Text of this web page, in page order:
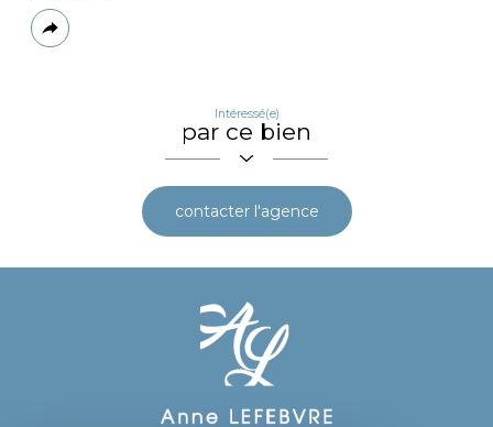
Plus
de
Intéressé(e)
par ce bien
contacter l'agence